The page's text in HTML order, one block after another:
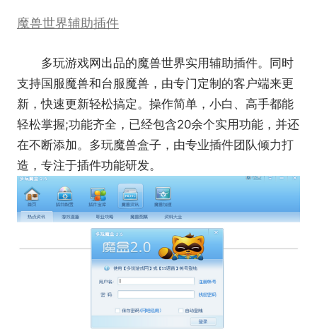
魔兽世界辅助插件
多玩游戏网出品的魔兽世界实用辅助插件。同时
支持国服魔兽和台服魔兽，由专门定制的客户端来更
新，快速更新轻松搞定。操作简单，小白、高手都能
轻松掌握;功能齐全，已经包含20余个实用功能，并还
在不断添加。多玩魔兽盒子，由专业插件团队倾力打
造，专注于插件功能研发。